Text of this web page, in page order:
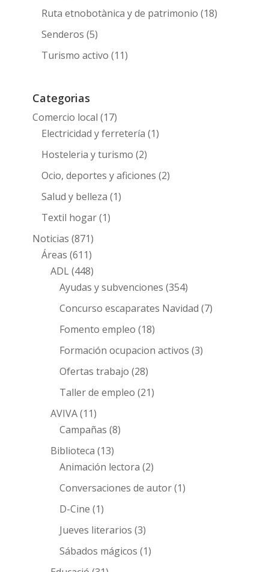
Ruta etnobotànica y de patrimonio (18)
Senderos (5)
Turismo activo (11)
Categorias
Comercio local (17)
Electricidad y ferretería (1)
Hosteleria y turismo (2)
Ocio, deportes y aficiones (2)
Salud y belleza (1)
Textil hogar(1)
Noticias (871)
Áreas (611)
ADL(448)
Ayudas y subvenciones (354)
Concurso escaparates Navidad (7)
Fomento empleo (18)
Formación ocupacion activos (3)
Ofertas trabajo (28)
Taller de empleo (21)
AVIVA(11)
Campañas (8)
Biblioteca (13)
Animación lectora (2)
Conversaciones de autor(1)
D-Cine (1)
Jueves literarios (3)
Sábados mágicos (1)